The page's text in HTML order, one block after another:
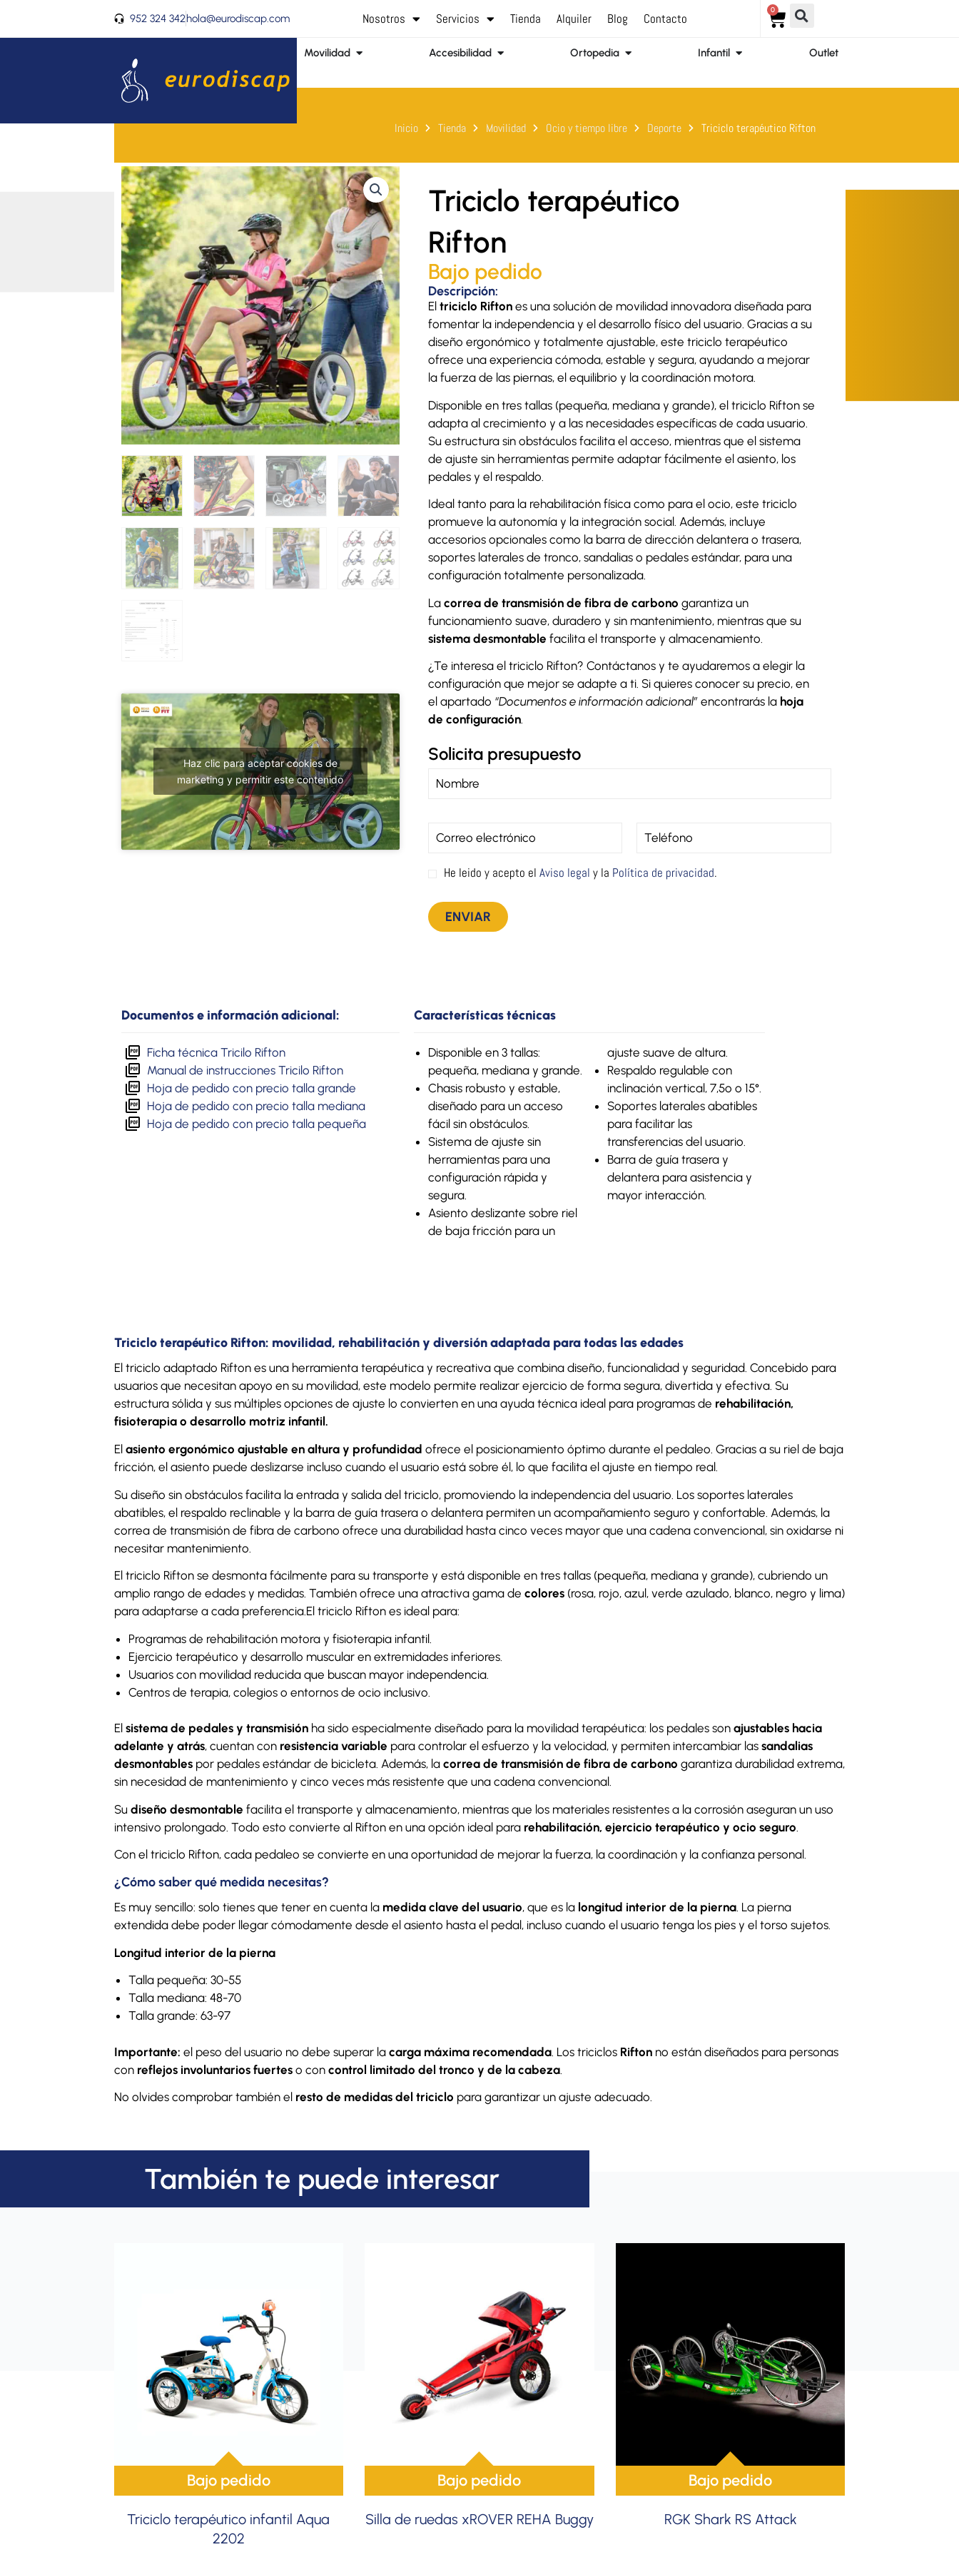
contenido
952 324 342hola@eurodiscap.com Nosotros Servicios Tienda Alquiler Blog Contacto
0
Carrito
Movilidad Abrir Movilidad Accesibilidad Abrir AccesibilidadOrtopedia Abrir OrtopediaInfantil Abrir Infantil Outlet
Inicio Tienda Movilidad Ocio y tiempo libre Deporte Triciclo terapéutico Rifton
Haz clic para aceptar cookies de
marketing y permitir este contenido
Triciclo terapéutico
Rifton
Bajo pedido
Descripción:
El triciclo Riftones una solución de movilidad innovadora diseñada para
fomentar la independencia y el desarrollo físico del usuario. Gracias a su
diseño ergonómico y totalmente ajustable, este triciclo terapéutico
ofrece una experiencia cómoda, estable y segura, ayudando a mejorar
la fuerza de las piernas, el equilibrio y la coordinación motora.
Disponible en tres tallas (pequeña, mediana y grande), el triciclo Rifton se
adapta al crecimiento y a las necesidades específicas de cada usuario.
Su estructura sin obstáculos facilita el acceso, mientras que el sistema
de ajuste sin herramientas permite adaptar fácilmente el asiento, los
pedales y el respaldo.
Ideal tanto para la rehabilitación física como para el ocio, este triciclo
promueve la autonomía y la integración social. Además, incluye
accesorios opcionales como la barra de dirección delantera o trasera,
soportes laterales de tronco, sandalias o pedales estándar, para una
configuración totalmente personalizada.
Lacorrea de transmisión de fibra de carbono garantiza un
funcionamiento suave, duradero y sin mantenimiento, mientras que su
sistema desmontable facilita el transporte y almacenamiento.
¿Te interesa el triciclo Rifton? Contáctanos y te ayudaremos a elegir la
configuración que mejor se adapte a ti. Si quieres conocer su precio, en
el apartado “Documentos e información adicional”encontrarás la hoja
de configuración.
Solicita presupuesto
He leido y acepto el Aviso legal y la Política de privacidad.
Documentos e información adicional:
Ficha técnica Tricilo Rifton
Manual de instrucciones Tricilo Rifton
Hoja de pedido con precio talla grande
Hoja de pedido con precio talla mediana
Hoja de pedido con precio talla pequeña
Características técnicas
Disponible en 3 tallas:
pequeña, mediana y grande.
Chasis robusto y estable,
diseñado para un acceso
fácil sin obstáculos.
Sistema de ajuste sin
herramientas para una
configuración rápida y
segura.
Asiento deslizante sobre riel
de baja fricción para un
ajuste suave de altura.
Respaldo regulable con
inclinación vertical, 7,5º o 15°.
Soportes laterales abatibles
para facilitar las
transferencias del usuario.
Barra de guía trasera y
delantera para asistencia y
mayor interacción.
Triciclo terapéutico Rifton: movilidad, rehabilitación y diversión adaptada para todas las edades
El triciclo adaptado Rifton es una herramienta terapéutica y recreativa que combina diseño, funcionalidad y seguridad. Concebido para
usuarios que necesitan apoyo en su movilidad, este modelo permite realizar ejercicio de forma segura, divertida y efectiva. Su
estructura sólida y sus múltiples opciones de ajuste lo convierten en una ayuda técnica ideal para programas de rehabilitación,
fisioterapia o desarrollo motriz infantil.
El asiento ergonómico ajustable en altura y profundidad ofrece el posicionamiento óptimo durante el pedaleo. Gracias a su riel de baja
fricción, el asiento puede deslizarse incluso cuando el usuario está sobre él, lo que facilita el ajuste en tiempo real.
Su diseño sin obstáculos facilita la entrada y salida del triciclo, promoviendo la independencia del usuario. Los soportes laterales
abatibles, el respaldo reclinable y la barra de guía trasera o delantera permiten un acompañamiento seguro y confortable. Además, la
correa de transmisión de fibra de carbono ofrece una durabilidad hasta cinco veces mayor que una cadena convencional, sin oxidarse ni
necesitar mantenimiento.
El triciclo Rifton se desmonta fácilmente para su transporte y está disponible en tres tallas (pequeña, mediana y grande), cubriendo un
amplio rango de edades y medidas. También ofrece una atractiva gama de colores(rosa, rojo, azul, verde azulado, blanco, negro y lima)
para adaptarse a cada preferencia.El triciclo Rifton es ideal para:
Programas de rehabilitación motora y fisioterapia infantil.
Ejercicio terapéutico y desarrollo muscular en extremidades inferiores.
Usuarios con movilidad reducida que buscan mayor independencia.
Centros de terapia, colegios o entornos de ocio inclusivo.
El sistema de pedales y transmisiónha sido especialmente diseñado para la movilidad terapéutica: los pedales son ajustables hacia
adelante y atrás, cuentan con resistencia variable para controlar el esfuerzo y la velocidad, y permiten intercambiar las sandalias
desmontablespor pedales estándar de bicicleta. Además, la correa de transmisión de fibra de carbono garantiza durabilidad extrema,
sin necesidad de mantenimiento y cinco veces más resistente que una cadena convencional.
Su diseño desmontable facilita el transporte y almacenamiento, mientras que los materiales resistentes a la corrosión aseguran un uso
intensivo prolongado. Todo esto convierte al Rifton en una opción ideal para rehabilitación, ejercicio terapéutico y ocio seguro
Con el triciclo Rifton, cada pedaleo se convierte en una oportunidad de mejorar la fuerza, la coordinación y la confianza personal.
¿Cómo saber qué medida necesitas?
Es muy sencillo: solo tienes que tener en cuenta la medida clave del usuario, que es la longitud interior de la pierna. La pierna
extendida debe poder llegar cómodamente desde el asiento hasta el pedal, incluso cuando el usuario tenga los pies y el torso sujetos.
Longitud interior de la pierna
Talla pequeña: 30-55
Talla mediana: 48-70
Talla grande: 63-97
Importante: el peso del usuario no debe superar la carga máxima recomendada. Los triciclos Riftonno están diseñados para personas
con reflejos involuntarios fuerteso con control limitado del tronco y de la cabeza.
No olvides comprobar también el resto de medidas del triciclo para garantizar un ajuste adecuado.
También te puede interesar
Bajo pedido
Triciclo terapéutico infantil Aqua
2202
Bajo pedido
Silla de ruedas xROVER REHA Buggy
Bajo pedido
RGK Shark RS Attack